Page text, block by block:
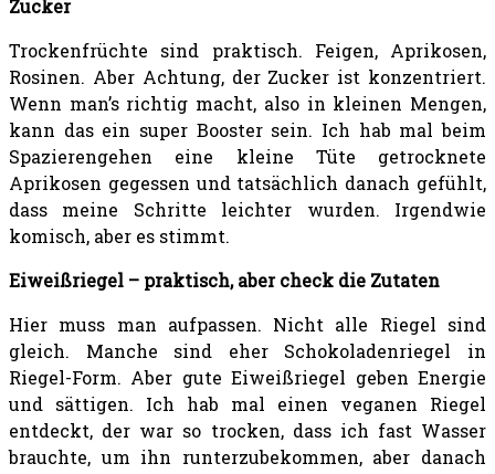
Zucker
Trockenfrüchte sind praktisch. Feigen, Aprikosen,
Rosinen. Aber Achtung, der Zucker ist konzentriert.
Wenn man’s richtig macht, also in kleinen Mengen,
kann das ein super Booster sein. Ich hab mal beim
Spazierengehen eine kleine Tüte getrocknete
Aprikosen gegessen und tatsächlich danach gefühlt,
dass meine Schritte leichter wurden. Irgendwie
komisch, aber es stimmt.
Eiweißriegel – praktisch, aber check die Zutaten
Hier muss man aufpassen. Nicht alle Riegel sind
gleich. Manche sind eher Schokoladenriegel in
Riegel-Form. Aber gute Eiweißriegel geben Energie
und sättigen. Ich hab mal einen veganen Riegel
entdeckt, der war so trocken, dass ich fast Wasser
brauchte, um ihn runterzubekommen, aber danach